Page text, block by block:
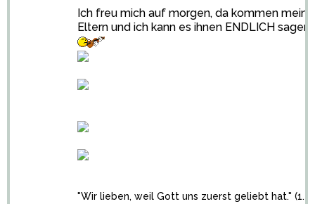
Ich freu mich auf morgen, da kommen meine
Eltern und ich kann es ihnen ENDLICH
"Wir lieben, weil Gott uns zuerst geliebt hat." (1.